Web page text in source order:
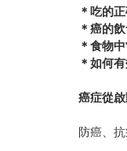
＊吃的
＊癌的
＊食物
＊如何
癌症從
防癌、